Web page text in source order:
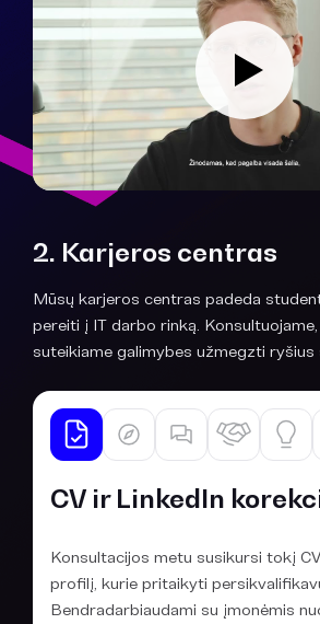
2. Karjeros centras
Mūsų karjeros centras padeda
pereiti į IT darbo rinką.
suteikiame galimybes užmegzti ryšius
CV ir LinkedIn
Konsultacijos metu susikursi tokį
profilį, kurie pritaikyti
Bendradarbiaudami su įmonėmis